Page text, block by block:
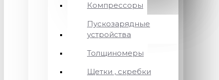
Компрессоры
Пускозарядные
устройства
Толщиномеры
Щетки , скребки